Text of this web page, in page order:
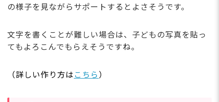
の様子を見ながらサポートするとよさそうです。
文字を書くことが難しい場合は、子どもの写真を貼っ
てもよろこんでもらえそうですね。
（詳しい作り方は こちら ）